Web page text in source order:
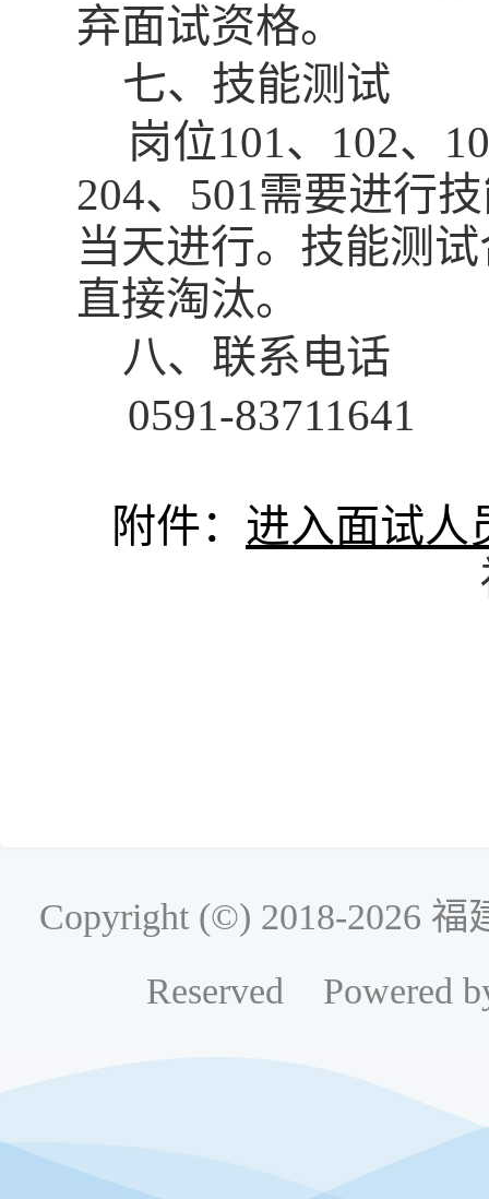
弃面试资格。
七、技能测试
岗位101、 102、
204、501需要进行
当天进行。 技能测
直接淘汰。
八、联系电话
0591-83711641
附件： 进入面试人
Copyright (©) 2018-2026
Reserved Powered